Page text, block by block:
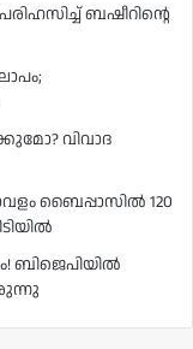
ബഷീറിന്റെ
വിവാദ
ബൈപ്പാസിൽ 120
ബിജെപിയിൽ